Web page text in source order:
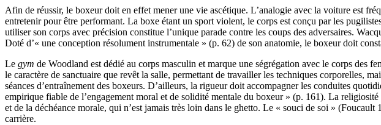
Afin de réussir, le boxeur doit en effet mener une vie ascétique. L’analogie avec la voiture est
entretenir pour être performant. La boxe étant un sport violent, le corps est conçu par les
utiliser son corps avec précision constitue l’unique parade contre les coups des adversaires.
Doté d’« une conception résolument instrumentale » (p. 62) de son anatomie, le boxeur doit
Le gym de Woodland est dédié au corps masculin et marque une ségrégation avec le corps des
le caractère de sanctuaire que revêt la salle, permettant de travailler les techniques corporelles,
séances d’entraînement des boxeurs. D’ailleurs, la rigueur doit accompagner les conduites
empirique fiable de l’engagement moral et de solidité mentale du boxeur » (p. 161). La
et de la déchéance morale, qui n’est jamais très loin dans le ghetto. Le « souci de soi »
carrière.